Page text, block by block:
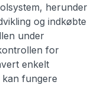
herunder
og indkøbte
under
for
enkelt
fungere